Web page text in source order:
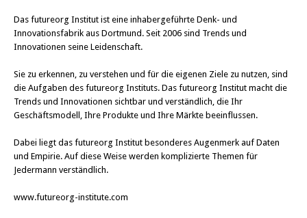
Das futureorg Institut ist eine inhabergeführte Denk- und
Innovationsfabrik aus Dortmund. Seit 2006 sind Trends und
Innovationen seine Leidenschaft.
Sie zu erkennen, zu verstehen und für die eigenen Ziele zu nutzen, sind
die Aufgaben des futureorg Instituts. Das futureorg Institut macht die
Trends und Innovationen sichtbar und verständlich, die Ihr
Geschäftsmodell, Ihre Produkte und Ihre Märkte beeinflussen.
Dabei liegt das futureorg Institut besonderes Augenmerk auf Daten
und Empirie. Auf diese Weise werden komplizierte Themen für
Jedermann verständlich.
www.futureorg-institute.com